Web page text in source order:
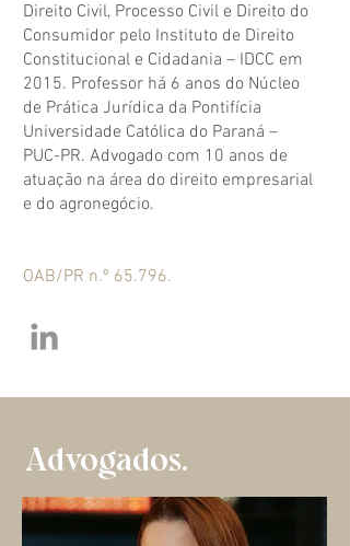
Direito Civil, Processo Civil e Direito do
Consumidor pelo Instituto de Direito
Constitucional e Cidadania – IDCC em
2015. Professor há 6 anos do Núcleo
de Prática Jurídica da Pontifícia
Universidade Católica do Paraná –
PUC-PR. Advogado com 10 anos de
atuação na área do direito empresarial
e do agronegócio.
OAB/PR n.º 65.796.
Advogados.